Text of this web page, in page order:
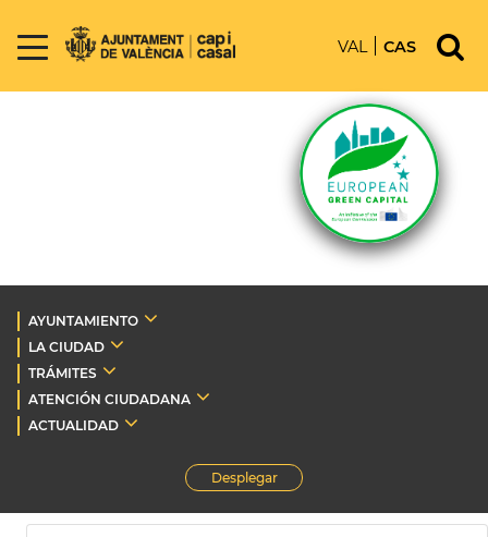
VAL CAS
AYUNTAMIENTO
LA CIUDAD
TRÁMITES
ATENCIÓN CIUDADANA
ACTUALIDAD
Desplegar